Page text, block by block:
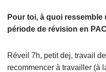
Pour toi, à quoi
période de révision en
Réveil 7h, petit dej, travail
recommencer à travailler (à